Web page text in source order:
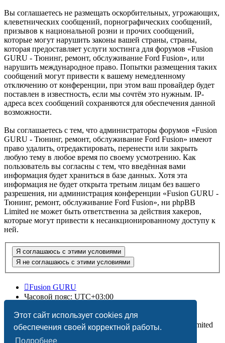
Этот сайт использует cookies для
обеспечения своей корректной работы.
Подробнее
Вы соглашаетесь не размещать оскорбительных, угрожающих,
клеветнических сообщений, порнографических сообщений,
призывов к национальной розни и прочих сообщений,
которые могут нарушить законы вашей страны, страны,
которая предоставляет услуги хостинга для форумов «Fusion
GURU - Тюнинг, ремонт, обслуживание Ford Fusion», или
нарушить международное право. Попытки размещения таких
сообщений могут привести к вашему немедленному
отключению от конференции, при этом ваш провайдер будет
поставлен в известность, если мы сочтём это нужным. IP-
адреса всех сообщений сохраняются для обеспечения данной
возможности.
Вы соглашаетесь с тем, что администраторы форумов «Fusion
GURU - Тюнинг, ремонт, обслуживание Ford Fusion» имеют
право удалить, отредактировать, перенести или закрыть
любую тему в любое время по своему усмотрению. Как
пользователь вы согласны с тем, что введённая вами
информация будет храниться в базе данных. Хотя эта
информация не будет открыта третьим лицам без вашего
разрешения, ни администрация конференции «Fusion GURU -
Тюнинг, ремонт, обслуживание Ford Fusion», ни phpBB
Limited не может быть ответственна за действия хакеров,
которые могут привести к несанкционированному доступу к
ней.
Fusion GURU
Часовой пояс: UTC+03:00
Создано на основеphpBB® Forum Software © phpBB Limited